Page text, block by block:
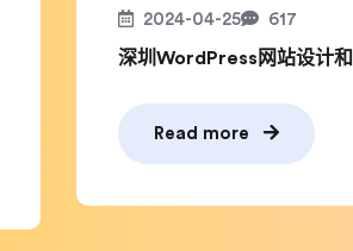
2024-04-25 617
深圳WordPress网站设计
Read more